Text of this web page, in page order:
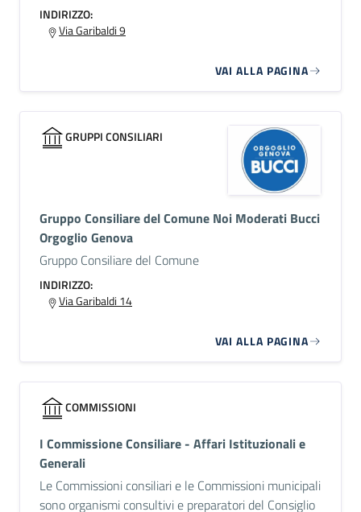
INDIRIZZO:
Via Garibaldi 9
VAI ALLA PAGINA
GRUPPI CONSILIARI
Gruppo Consiliare del Comune Noi Moderati Bucci
Orgoglio Genova
Gruppo Consiliare del Comune
INDIRIZZO:
Via Garibaldi 14
VAI ALLA PAGINA
COMMISSIONI
I Commissione Consiliare - Affari Istituzionali e
Generali
Le Commissioni consiliari e le Commissioni municipali
sono organismi consultivi e preparatori del Consiglio